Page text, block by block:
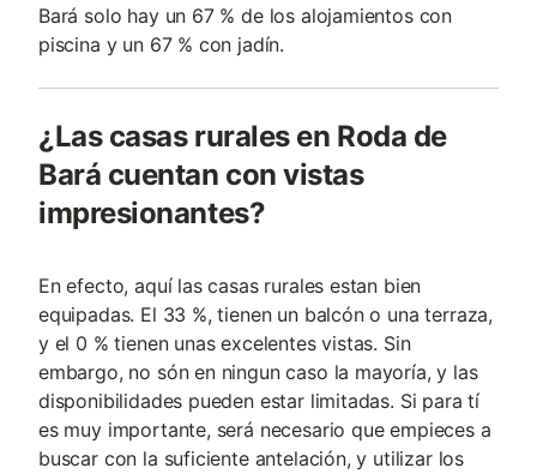
Bará solo hay un 67 % de los alojamientos con
piscina y un 67 % con jadín.
¿Las casas rurales en Roda de
Bará cuentan con vistas
impresionantes?
En efecto, aquí las casas rurales estan bien
equipadas. El 33 %, tienen un balcón o una terraza,
y el 0 % tienen unas excelentes vistas. Sin
embargo, no són en ningun caso la mayoría, y las
disponibilidades pueden estar limitadas. Si para tí
es muy importante, será necesario que empieces a
buscar con la suficiente antelación, y utilizar los